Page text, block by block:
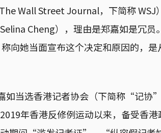
Wall Street Journal，下简称 WSJ
Cheng），理由是郑嘉如是冗员
向她当面宣布这个决定和原因的，
如当选香港记者协会（下简称“记协
年香港反修例运动以来，备受香